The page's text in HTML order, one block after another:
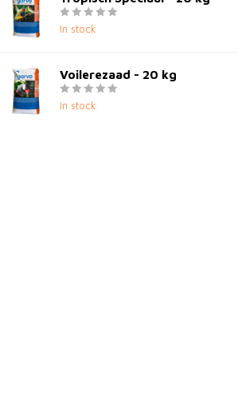
In stock
Voilerezaad - 20 kg
In stock